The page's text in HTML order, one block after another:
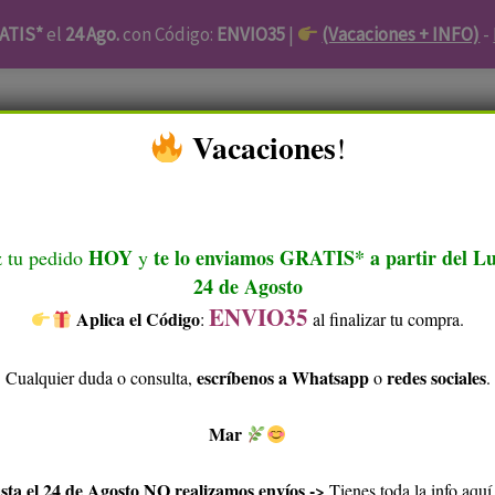
el 24 Ago.con Código: ENVIO35| (Vacaciones + INFO) -
Piel Atópica Facial Cabello Higiene
Ofertas Kunaq Blog
Tu Cuenta
​ Vacaciones!
tu pedidoHOY yte lo enviamos GRATIS* a partir del
24 de Agosto
Aplica el Código: ENVIO35 al finalizar tu compra.
Cualquier duda o consulta, escríbenos a Whatsapporedes sociales.
Mar